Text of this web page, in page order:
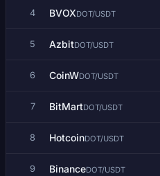
4 BVOXDOT/USDT
5 AzbitDOT/USDT
6 CoinWDOT/USDT
7 BitMartDOT/USDT
8 HotcoinDOT/USDT
9 BinanceDOT/USDT